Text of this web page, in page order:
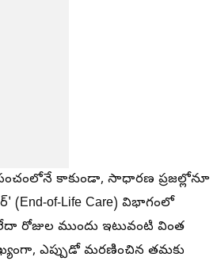
కాకుండా, సాధారణ ప్రజల్లోనూ
(End-of-Life Care) విభాగంలో
రోజుల ముందు ఇటువంటి వింత
ఎప్పుడో మరణించిన తమకు